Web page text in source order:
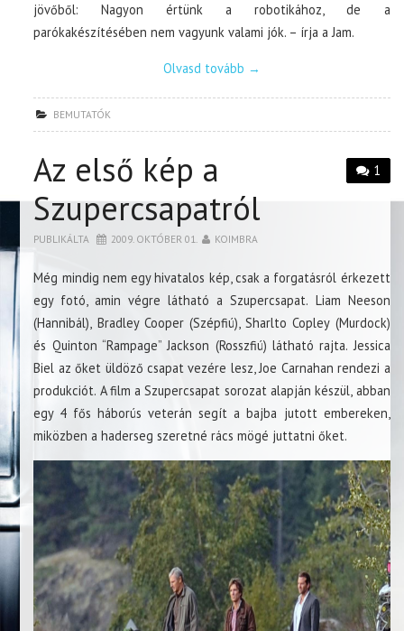
jövőből: Nagyon értünk a robotikához, de a
parókakészítésében nem vagyunk valami jók. – írja a Jam.
Olvasd tovább →
BEMUTATÓK
1
Az első kép a
Szupercsapatról
PUBLIKÁLTA 2009. OKTÓBER 01. KOIMBRA
Még mindig nem egy hivatalos kép, csak a forgatásról érkezett
egy fotó, amin végre látható a Szupercsapat. Liam Neeson
(Hannibál), Bradley Cooper (Szépfiú), Sharlto Copley (Murdock)
és Quinton “Rampage” Jackson (Rosszfiú) látható rajta. Jessica
Biel az őket üldöző csapat vezére lesz, Joe Carnahan rendezi a
produkciót. A film a Szupercsapat sorozat alapján készül, abban
egy 4 fős háborús veterán segít a bajba jutott embereken,
miközben a haderseg szeretné rács mögé juttatni őket.